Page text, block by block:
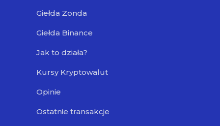
Giełda Zonda
Giełda Binance
Jak to działa?
Kursy Kryptowalut
Opinie
Ostatnie transakcje